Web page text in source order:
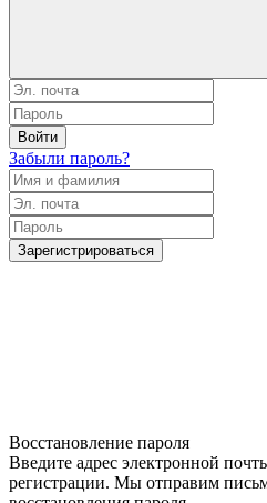
Войти
Забыли пароль?
Зарегистрироваться
Восстановление пароля
Введите адрес электронной
регистрации. Мы отправим